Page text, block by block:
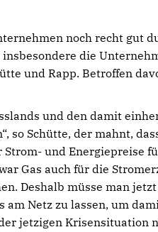
noch recht gut
die
und Rapp. Betroffen
und den damit
so Schütte, der mahnt,
Strom- und Energiepreise
Gas auch für die
Deshalb müsse man
Netz zu lassen, um
jetzigen Krisensituation